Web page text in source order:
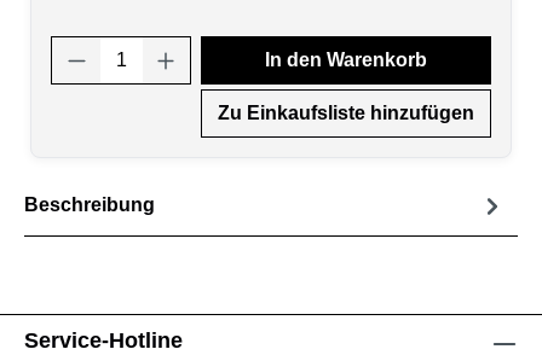
Produkt Anzahl: Gib den gewünschten
In den Warenkorb
Zu Einkaufsliste hinzufügen
Beschreibung
Service-Hotline